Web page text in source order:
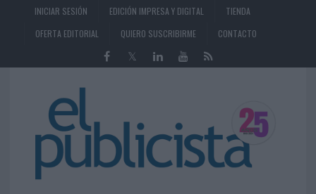
INICIAR SESIÓN EDICIÓN IMPRESA Y DIGITAL
TIENDA
OFERTA EDITORIAL
QUIERO SUSCRIBIRME CONTACTO